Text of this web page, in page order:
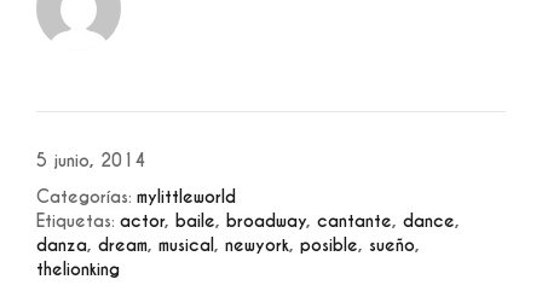
5 junio, 2014
Categorías: mylittleworld
Etiquetas: actor, baile, broadway, cantante, dance,
danza, dream, musical, newyork, posible, sueño,
thelionking